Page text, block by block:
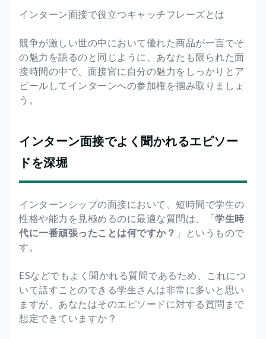
インターン面接で役立つキャッチフレーズとは
競争が激しい世の中において優れた商品が一言でそ
の魅力を語るのと同じように、あなたも限られた面
接時間の中で、面接官に自分の魅力をしっかりとア
ピールしてインターンへの参加権を掴み取りましょ
う。
インターン面接でよく聞かれるエピソー
ドを深堀
インターンシップの面接において、短時間で学生の
性格や能力を見極めるのに最適な質問は、「学生時
代に一番頑張ったことは何ですか？ 」というもので
す。
ESなどでもよく聞かれる質問であるため、これにつ
いて話すことのできる学生さんは非常に多いと思い
ますが、あなたはそのエピソードに対する質問まで
想定できていますか？